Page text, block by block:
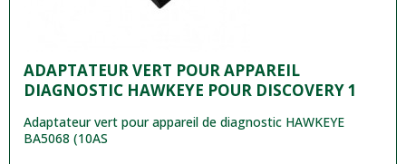
ADAPTATEUR VERT POUR APPAREIL
DIAGNOSTIC HAWKEYE POUR DISCOVERY 1
Adaptateur vert pour appareil de diagnostic HAWKEYE
BA5068 (10AS